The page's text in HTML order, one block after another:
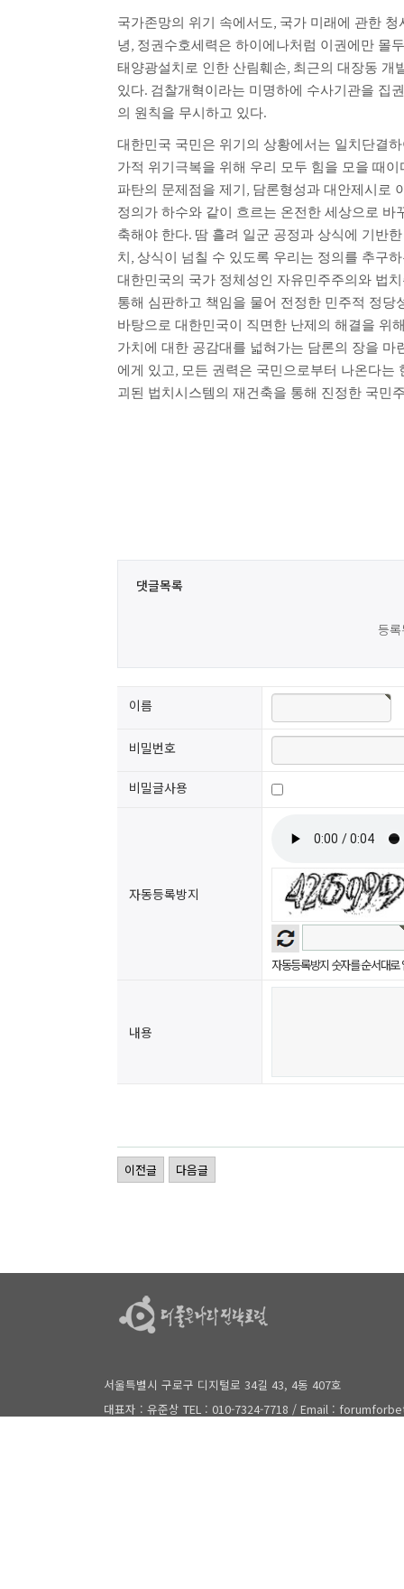
국가존망의 위기 속에서도
국가 미래에 관한
녕
정권수호세력은 하이에나처럼 이권에만 몰
태양광설치로 인한 산림훼손 최근의 대장동 개
있다. 검찰개혁이라는 미명하에 수사기관을 집
의 원칙을 무시하고 있다.
대한민국 국민은 위기의 상황에서는 일치단결
가적 위기극복을 위해 우리 모두 힘을 모을 때이
파탄의 문제점을 제기
담론형성과 대안제시로
정의가 하수와 같이 흐르는 온전한 세상으로 바
축해야 한다. 땀 흘려 일군 공정과 상식에 기반
치
상식이 넘칠 수 있도록 우리는 정의를 추구
대한민국의 국가 정체성인 자유민주주의와 법
통해 심판하고 책임을 물어 전정한 민주적 정당
바탕으로 대한민국이 직면한 난제의 해결을 위
가치에 대한 공감대를 넓혀가는 담론의 장을 마
에게 있고
모든 권력은 국민으로부터 나온다는
괴된 법치시스템의 재건축을 통해 진정한 국민
댓글목록
등
이름
비밀번호
비밀글사용
자동등록방지
자동등록방지 숫자를 순서대로
내용
이전글 다음글
서울특별시 구로구 디지털로 34길 43, 4동 407호
대표자 : 유준상 TEL : 010-7324-7718 / Email :